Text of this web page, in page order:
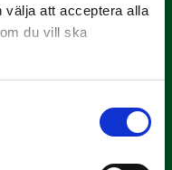
välja att acceptera alla
du vill ska